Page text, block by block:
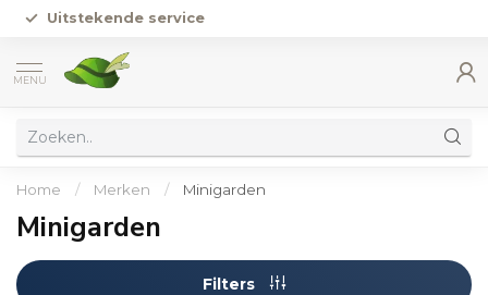
Uitstekende service
MENU
Home / Merken / Minigarden
Minigarden
Filters